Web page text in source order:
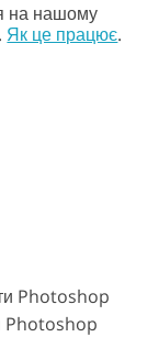
на нашому
Як це працює.
Photoshop
Photoshop